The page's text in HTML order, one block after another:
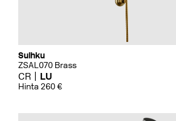
Suihku
ZSAL070 Brass
CR LU
Hinta 260 €